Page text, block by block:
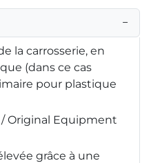
−
la carrosserie, en
(dans ce cas
pour plastique
Original Equipment
grâce à une